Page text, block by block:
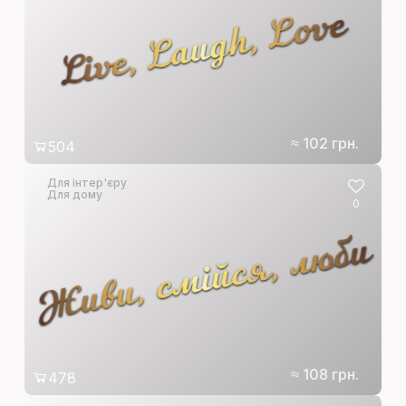
Live, Laugh, Love
≈ 102 грн.
504
Живи, смійся, люби
Для інтер'єру
Для дому
≈ 108 грн.
0
478